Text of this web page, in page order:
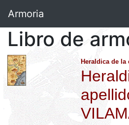
Armoria
Libro de
Heraldica de